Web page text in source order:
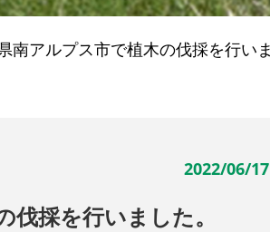
南アルプス市で植木の伐採を行いま
2022/06/17
採を行いました。